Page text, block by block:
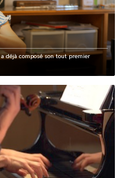
déjà composé son tout premier